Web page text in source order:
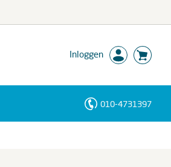
Inloggen
010-4731397